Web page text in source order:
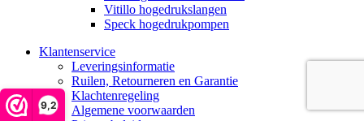
9,2
Vitillo hogedrukslangen
Speck hogedrukpompen
Klantenservice
Leveringsinformatie
Ruilen, Retourneren en Garantie
Klachtenregeling
Algemene voorwaarden